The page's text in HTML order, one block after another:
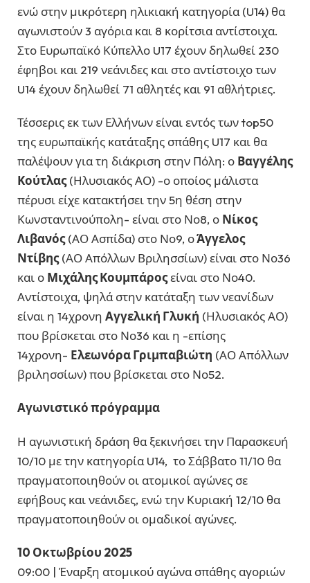
ενώ στην μικρότερη ηλικιακή κατηγορία (U14) θα
αγωνιστούν 3 αγόρια και 8 κορίτσια αντίστοιχα.
Στο Ευρωπαϊκό Κύπελλο U17 έχουν δηλωθεί 230
έφηβοι και 219 νεάνιδες και στο αντίστοιχο των
U14 έχουν δηλωθεί 71 αθλητές και 91 αθλήτριες.
Τέσσερις εκ των Ελλήνων είναι εντός των top50
της ευρωπαϊκής κατάταξης σπάθης U17 και θα
παλέψουν για τη διάκριση στην Πόλη: ο Βαγγέλης
Κούτλας(Ηλυσιακός ΑΟ) -ο οποίος μάλιστα
πέρυσι είχε κατακτήσει την 5η θέση στην
Κωνσταντινούπολη- είναι στο Νο8, ο Νίκος
Λιβανός(ΑΟ Ασπίδα) στο Νο9, οΆγγελος
Ντίβης(ΑΟ Απόλλων Βριλησσίων) είναι στο Νο36
και ο Μιχάλης Κουμπάροςείναι στο Νο40.
Αντίστοιχα, ψηλά στην κατάταξη των νεανίδων
είναι η 14χρονη Αγγελική Γλυκή (Ηλυσιακός ΑΟ)
που βρίσκεται στο Νο36 και η -επίσης
14χρονη- Ελεωνόρα Γριμπαβιώτη (ΑΟ Απόλλων
βριλησσίων) που βρίσκεται στο Νο52.
Αγωνιστικό πρόγραμμα
Η αγωνιστική δράση θα ξεκινήσει την Παρασκευή
10/10 με την κατηγορία U14, το Σάββατο 11/10 θα
πραγματοποιηθούν οι ατομικοί αγώνες σε
εφήβους και νεάνιδες, ενώ την Κυριακή 12/10 θα
πραγματοποιηθούν οι ομαδικοί αγώνες.
10 Οκτωβρίου 2025
09:00 | Έναρξη ατομικού αγώνα σπάθης αγοριών